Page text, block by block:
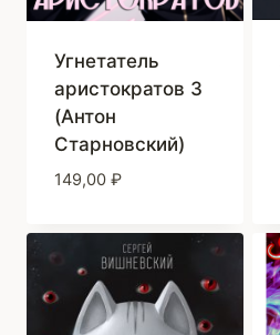
Угнетатель
аристократов 3
(Антон
Старновский)
149,00 ₽